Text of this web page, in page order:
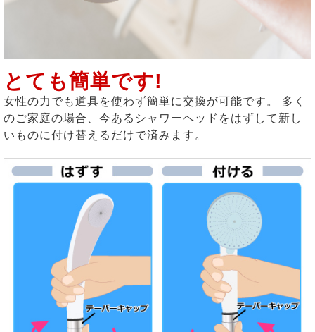
とても簡単です!
女性の力でも道具を使わず簡単に交換が可能です。 多く
のご家庭の場合、今あるシャワーヘッドをはずして新し
いものに付け替えるだけで済みます。